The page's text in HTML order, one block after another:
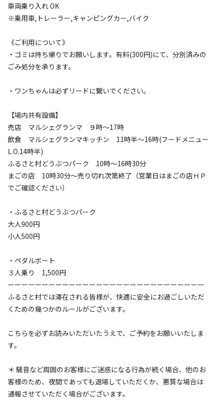
●ゴミはお持ち帰りでお願いいたします。
願いします。
・2023年4月に新設されたシャワー棟がご利用いただけます。
車両乗り入れ OK
※乗用車,トレーラー,キャンピングカー,バイク
《ご利用について》
・ゴミは持ち帰りでお願いします。有料(300円)にて、分別済みの
ごみ処分を承ります。
・ワンちゃんは必ずリードに繋いでください。
【場内共有設備】
売店 マルシェグランマ ９時～17時
飲食 マルシェグランマキッチン 11時半～16時(フードメニュー
L.O.14時半)
ふるさと村どうぶつパーク 10時～16時30分
まごの店 10時30分～売り切れ次第終了（営業日はまごの店ＨＰ
でご確認ください）
・ふるさと村どうぶつパーク
大人900円
小人500円
・ペダルボート
３人乗り 1,500円
ーーーーーーーーーーーーーーーーーーーーーーーーーーーーー
ふるさと村では滞在される皆様が、快適に安全にお過ごしいただ
くための幾つかのルールがございます。
こちらを必ずお読みいただいたうえで、ご予約をお願いいたしま
す。
＊ 騒音など周囲のお客様にご迷惑になる行為が続く場合、他のお
客様のため、夜間であっても退場していただくか、悪質な場合は
通報させていただく場合がございます。
まったり
利用者層
ソロ
5%
カップル グループ ファミリー
BBQ場やロッジはファミリーやグループの方がほとんどです
が、フリーサイトはソロの方にもおススメです。
#初心者歓迎
#ファミリーにおすすめ
#無料Wi-Fi
キャンペーン